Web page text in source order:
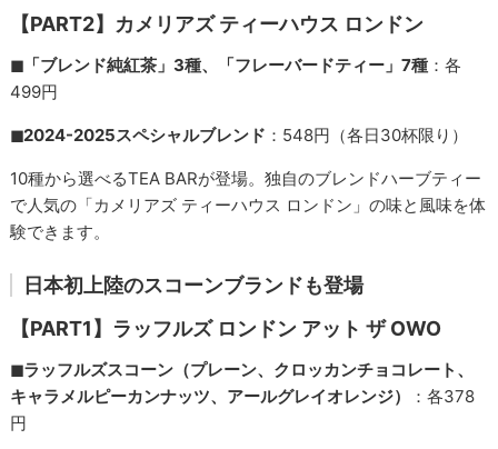
【PART2】カメリアズ ティーハウス ロンドン
◼︎「ブレンド純紅茶」3種、「フレーバードティー」7種 ：各
499円
◼︎2024-2025スペシャルブレンド ：548円（各日30杯限り）
10種から選べるTEA BARが登場。独自のブレンドハーブティー
で人気の「カメリアズ ティーハウス ロンドン」の味と風味を体
験できます。
日本初上陸のスコーンブランドも登場
【PART1】ラッフルズ ロンドン アット ザ OWO
◼︎ラッフルズスコーン（プレーン、クロッカンチョコレート、
キャラメルピーカンナッツ、アールグレイオレンジ）
：各378
円